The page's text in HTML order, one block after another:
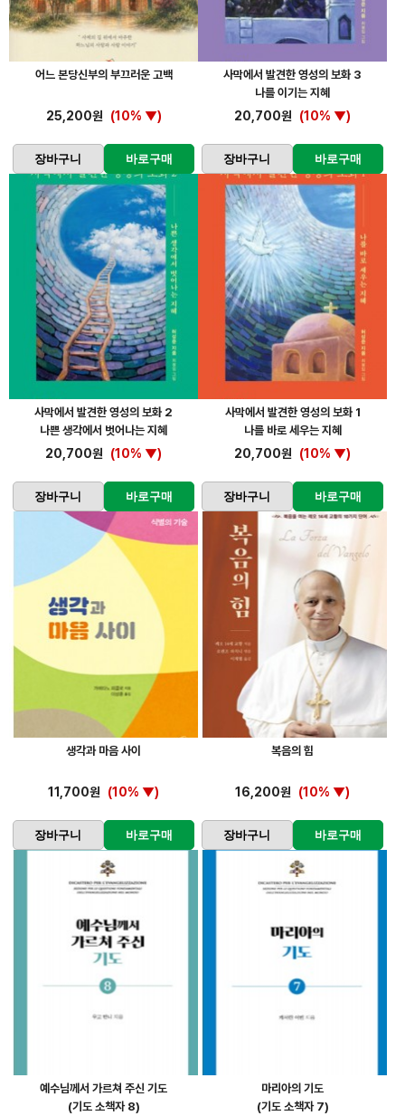
어느 본당신부의 부끄러운 고백
25,200원 (10% ▼)
장바구니 바로구매
사막에서 발견한 영성의 보화 3
나를 이기는 지혜
20,700원 (10% ▼)
장바구니 바로구매
사막에서 발견한 영성의 보화 2
나쁜 생각에서 벗어나는 지혜
20,700원 (10% ▼)
장바구니 바로구매
사막에서 발견한 영성의 보화 1
나를 바로 세우는 지혜
20,700원 (10% ▼)
장바구니 바로구매
생각과 마음 사이
11,700원 (10% ▼)
장바구니 바로구매
복음의 힘
16,200원 (10% ▼)
장바구니 바로구매
예수님께서 가르쳐 주신 기도
(기도 소책자 8)
마리아의 기도
(기도 소책자 7)